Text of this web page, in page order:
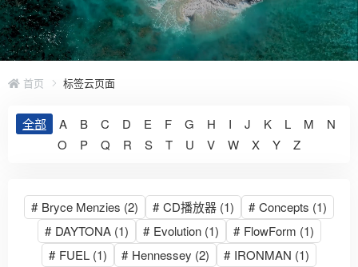
首页 标签云页面
全部 A B C D E F G H I J K L M
N
O
P Q R S T U V W X Y Z
# Bryce Menzies (2) # CD播放器 (1) # Concepts (1)
# DAYTONA(1) # Evolution(1) # FlowForm (1)
# FUEL (1) # Hennessey (2) # IRONMAN (1)